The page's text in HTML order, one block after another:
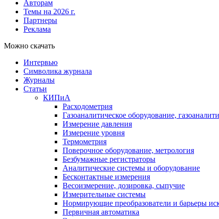
Авторам
Темы на 2026 г.
Партнеры
Реклама
Можно скачать
Интервью
Символика журнала
Журналы
Статьи
КИПиА
Расходометрия
Газоаналитическое оборудование,
Измерение давления
Измерение уровня
Термометрия
Поверочное оборудование, метрология
Безбумажные регистраторы
Аналитические системы и оборудование
Бесконтактные измерения
Весоизмерение, дозировка, сыпучие
Измерительные системы
Нормирующие преобразователи и барьеры
Первичная автоматика